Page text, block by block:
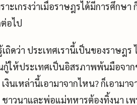
าะเกรงว่าเมื่อราษฎรได้มีการศึกษ
อไป
ถิดว่า ประเทศเรานี้เป็นของราษฎ
ให้ประเทศเป็นอิสรภาพพ้นมือจา
งินเหล่านี้เอามาจากไหน? ก็เอาม
าวนาและพ่อแม่ทหารต้องทิ้งนา เ